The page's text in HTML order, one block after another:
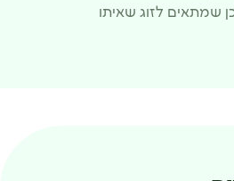
שמתאים לזוג שאיתו